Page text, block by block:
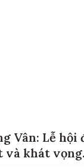
Vân: Lễ hội
và khát vọng